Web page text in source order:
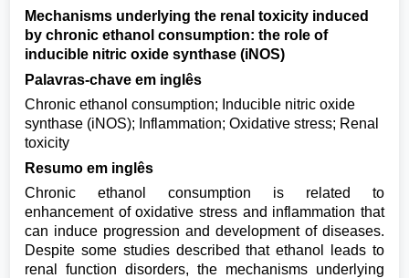
Mechanisms underlying the renal toxicity induced
by chronic ethanol consumption: the role of
inducible nitric oxide synthase (iNOS)
Palavras-chave em inglês
Chronic ethanol consumption; Inducible nitric oxide
synthase (iNOS); Inflammation; Oxidative stress; Renal
toxicity
Resumo em inglês
Chronic ethanol consumption is related to
enhancement of oxidative stress and inflammation that
can induce progression and development of diseases.
Despite some studies described that ethanol leads to
renal function disorders, the mechanisms underlying